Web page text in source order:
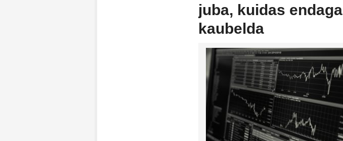
juba, kuidas endaga
kaubelda